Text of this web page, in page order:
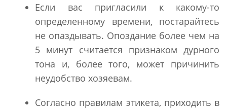
Если вас пригласили к какому-то
определенному времени, постарайтесь
не опаздывать. Опоздание более чем на
5 минут считается признаком дурного
тона и, более того, может причинить
неудобство хозяевам.
Согласно правилам этикета, приходить в